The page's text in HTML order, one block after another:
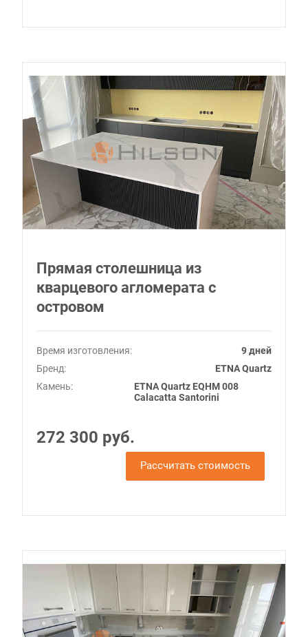
Прямая столешница из
кварцевого агломерата с
островом
Время изготовления:
9 дней
Бренд:
ETNA Quartz
Камень:
ETNA Quartz EQHM 008
Calacatta Santorini
272 300 руб.
Рассчитать стоимость